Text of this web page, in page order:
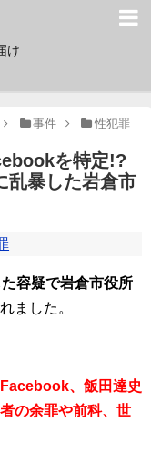
け
事件 性犯罪
を特定!?
乱暴した岩倉市
容疑で岩倉市役所
ました。
、飯田達史
の余罪や前科、世